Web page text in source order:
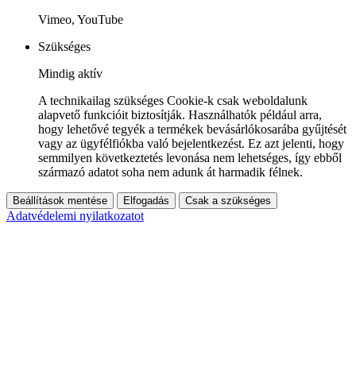
Vimeo, YouTube
Szükséges
Mindig aktív
A technikailag szükséges Cookie-k csak weboldalunk
alapvető funkcióit biztosítják. Használhatók például arra,
hogy lehetővé tegyék a termékek bevásárlókosarába gyűjtését
vagy az ügyfélfiókba való bejelentkezést. Ez azt jelenti, hogy
semmilyen következtetés levonása nem lehetséges, így ebből
származó adatot soha nem adunk át harmadik félnek.
Beállítások mentése Elfogadás Csak a szükséges
Adatvédelemi nyilatkozatot